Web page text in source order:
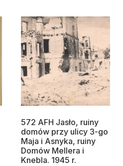
572 AFH Jasło, ruiny
domów przy ulicy 3-go
Maja i Asnyka, ruiny
Domów Mellera i
Knebla. 1945 r.